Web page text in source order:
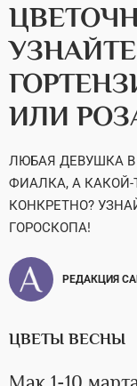
ИЛИ
ЛЮБАЯ ДЕВУШКА
ФИАЛКА, А КАКОЙ-
КОНКРЕТНО?
ГОРОСКОПА!
РЕДАКЦИЯ
ЦВЕТЫ ВЕСНЫ